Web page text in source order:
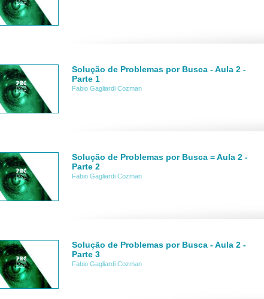
Solução de Problemas por Busca - Aula 2 -
Parte 1
Fabio Gagliardi Cozman
Solução de Problemas por Busca = Aula 2 -
Parte 2
Fabio Gagliardi Cozman
Solução de Problemas por Busca - Aula 2 -
Parte 3
Fabio Gagliardi Cozman